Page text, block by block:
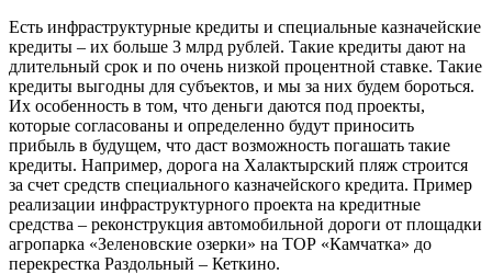
Есть инфраструктурные кредиты и специальные казначейские
кредиты – их больше 3 млрд рублей. Такие кредиты дают на
длительный срок и по очень низкой процентной ставке. Такие
кредиты выгодны для субъектов, и мы за них будем бороться.
Их особенность в том, что деньги даются под проекты,
которые согласованы и определенно будут приносить
прибыль в будущем, что даст возможность погашать такие
кредиты. Например, дорога на Халактырский пляж строится
за счет средств специального казначейского кредита. Пример
реализации инфраструктурного проекта на кредитные
средства – реконструкция автомобильной дороги от площадки
агропарка «Зеленовские озерки» на ТОР «Камчатка» до
перекрестка Раздольный – Кеткино.